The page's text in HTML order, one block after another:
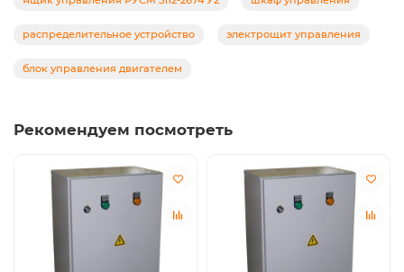
распределительное устройство электрощит управления
блок управления двигателем
Рекомендуем посмотреть